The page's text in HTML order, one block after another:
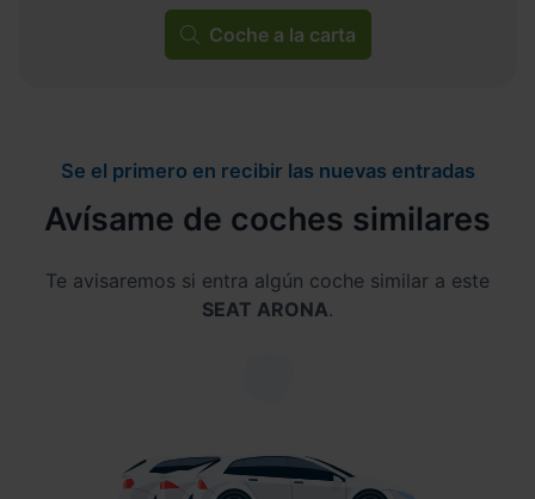
Coche a la carta
Se el primero en recibir las nuevas entradas
Avísame de coches similares
Te avisaremos si entra algún coche similar a este
SEAT ARONA.